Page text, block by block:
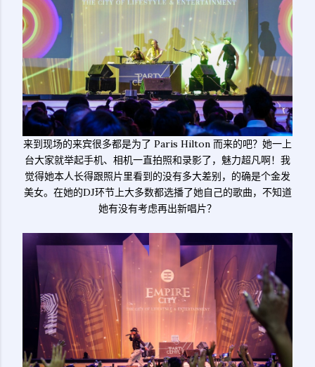
来到现场的来宾很多都是为了 Paris Hilton 而来的吧？她一上
台大家就举起手机、相机一直拍照和录影了，魅力超凡啊！我
觉得她本人长得跟照片里看到的没有多大差别，的确是个金发
美女。在她的DJ环节上大多数都选播了她自己的歌曲，不知道
她有没有考虑再出新唱片？